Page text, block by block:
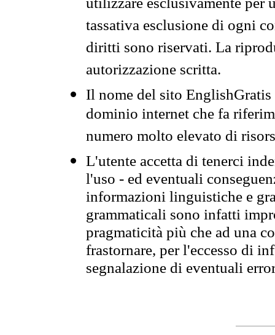
utilizzare esclusivamente per
tassativa esclusione di ogni
diritti sono riservati. La
autorizzazione scritta.
Il nome del sito
dominio internet che fa
numero molto elevato di
L'utente accetta di tenerci
l'uso - ed eventuali
informazioni linguistiche e
grammaticali sono infatti
pragmaticità più che ad una
frastornare, per l'eccesso di
segnalazione di eventuali